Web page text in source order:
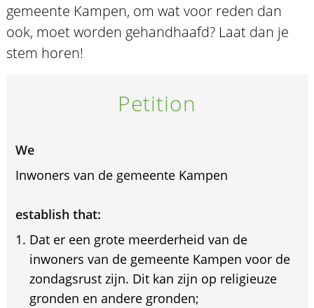
gemeente Kampen, om wat voor reden dan
ook, moet worden gehandhaafd? Laat dan je
stem horen!
Petition
We
Inwoners van de gemeente Kampen
establish that:
Dat er een grote meerderheid van de
inwoners van de gemeente Kampen voor de
zondagsrust zijn. Dit kan zijn op religieuze
gronden en andere gronden;